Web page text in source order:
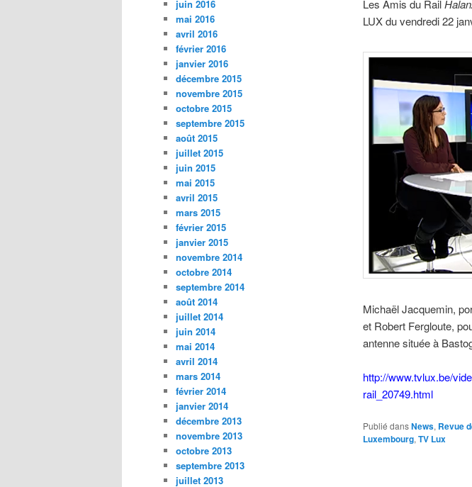
Les Amis du Rail
LUX du vendredi 22
Michaël Jacquemin,
et Robert Fergloute,
antenne située à
http://www.tvlux.be/
rail_20749.html
Publié dansNews, Revue
Luxembourg,TV Lux
juin 2016
mai 2016
avril 2016
février 2016
janvier 2016
décembre 2015
novembre 2015
octobre 2015
septembre 2015
août 2015
juillet 2015
juin 2015
mai 2015
avril 2015
mars 2015
février 2015
janvier 2015
novembre 2014
octobre 2014
septembre 2014
août 2014
juillet 2014
juin 2014
mai 2014
avril 2014
mars 2014
février 2014
janvier 2014
décembre 2013
novembre 2013
octobre 2013
septembre 2013
juillet 2013